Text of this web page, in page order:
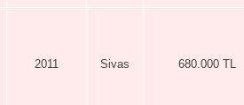
2011 Sivas 680.000 TL